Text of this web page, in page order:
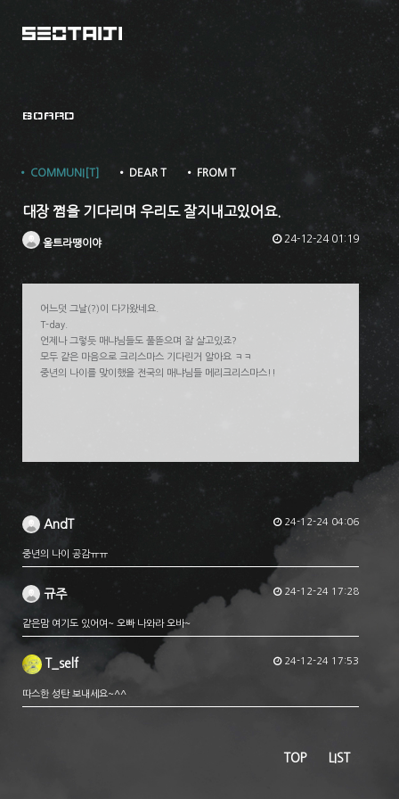
BOARD
• COMMUNI[T] • DEAR T • FROM T
대장 쩜을 기다리며 우리도 잘지내고있어요.
울트라땡이야 24-12-24 01:19
어느덧 그날(?)이 다가왔네요.
T-day.
언제나 그렇듯 매냐님들도 풀뜯으며 잘 살고있죠?
모두 같은 마음으로 크리스마스 기다린거 알아요 ㅋㅋ
중년의 나이를 맞이했을 전국의 매냐님들 메리크리스마스!!
AndT 24-12-24 04:06
중년의 나이 공감ㅠㅠ
규주 24-12-24 17:28
같은맘 여기도 있어여~ 오빠 나와라 오바~
T_self 24-12-24 17:53
따스한 성탄 보내세요~^^
TOP LIST